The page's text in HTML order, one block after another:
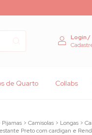
CUPOM:
Login/
de Quarto Collabs
Pijamas > Camisolas > Longas >
Preto com cardigan e